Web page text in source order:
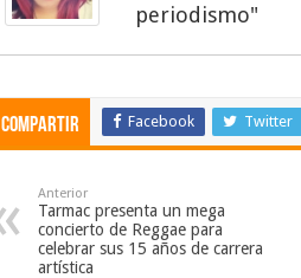
periodismo"
Compartir Facebook Twitter
Anterior
Tarmac presenta un mega
concierto de Reggae para
celebrar sus 15 años de carrera
artística